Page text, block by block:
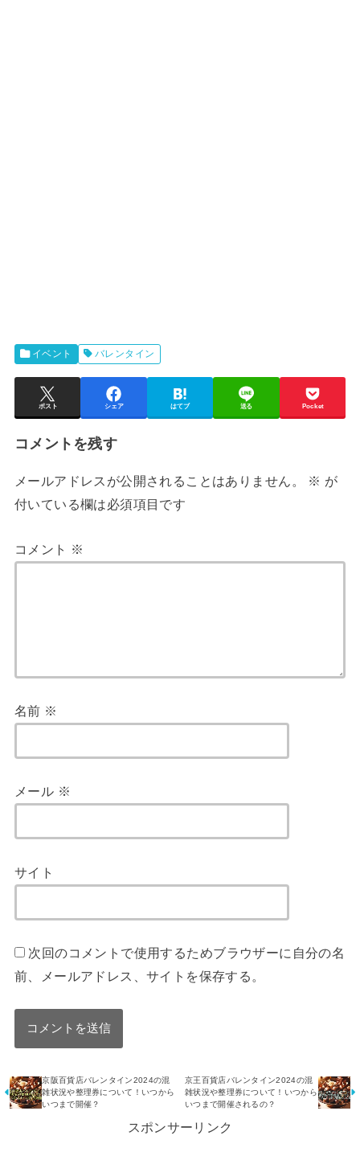
イベント バレンタイン
ポスト シェア はてブ 送る Pocket
コメントを残す
メールアドレスが公開されることはありません。 ※ が
付いている欄は必須項目です
コメント ※
名前 ※
メール ※
サイト
次回のコメントで使用するためブラウザーに自分の名
前、メールアドレス、サイトを保存する。
京阪百貨店バレンタイン2024の混
雑状況や整理券について！いつから
いつまで開催？
京王百貨店バレンタイン2024の混
雑状況や整理券について！いつから
いつまで開催されるの？
スポンサーリンク